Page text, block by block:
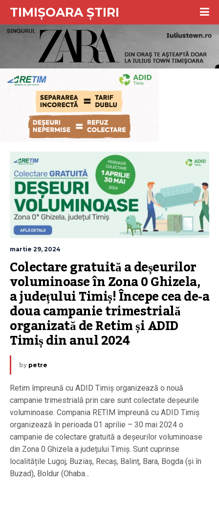
TIMIȘOARA ȘTIRI
martie 29, 2024
Colectare gratuită a deșeurilor
voluminoase în Zona 0 Ghizela,
a județului Timiș! Începe cea de-a
doua campanie trimestrială
organizată de Retim și ADID
Timiș din anul 2024
by petre
Retim împreună cu ADID Timiș organizează o nouă
campanie trimestrială prin care sunt colectate deșeurile
voluminoase. Compania RETIM împreună cu ADID Timiș
organizează în perioada 01 aprilie – 30 mai 2024 o
campanie de colectare gratuită a deșeurilor voluminoase
din Zona 0 Ghizela a judeţului Timiş. Sunt cuprinse
localitățile Lugoj, Buziaș, Recaș, Balinț, Bara, Bogda (și în
Buzad), Boldur (Ohaba...